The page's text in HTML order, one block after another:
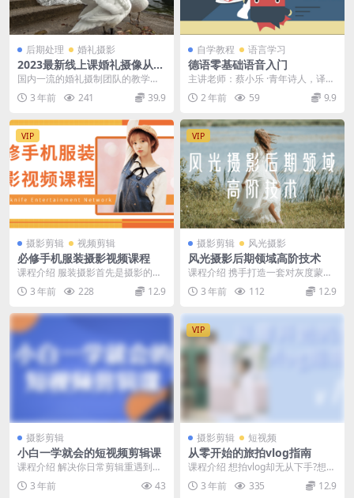
后期处理 婚礼摄影
2023最新线上课婚礼摄像从零
到一前期拍摄团队内训大师课
国内一流的婚礼摄制团队的教学视
频 不管你是刚入行 还是行业大佬
相信本套教程对于...
3 年前 241 39.9
自学教程 语言学习
德语零基础语音入门
主讲老师：蔡小乐 ·青年诗人，译
者，德语文学硕士 ·中国人民大学德
语系丶中文系 ...
2 年前 59 9.9
VIP
摄影剪辑 视频剪辑
必修手机服装摄影视频课程
课程介绍 服装摄影首先是摄影的一
个门类，服装摄影是属于实用商业
的范畴。从现代传播...
3 年前 228 12.9
VIP
摄影剪辑 风光摄影
风光摄影后期领域高阶技术
课程介绍 携手打造一套对灰度蒙版
调色原理及实践的系统技术实战课
程。灰度蒙版堪称风...
3 年前 112 12.9
摄影剪辑
小白一学就会的短视频剪辑课
课程介绍 解决你日常剪辑重遇到的
常见问题解决方法，首先从剪映基
础操作开始讲起，其...
3 年前 43
VIP
摄影剪辑 短视频
从零开始的旅拍vlog指南
课程介绍 想拍vlog却无从下手?想提
高vlog质量却一筹莫展?不知各种拍
摄剪辑...
3 年前 335 12.9